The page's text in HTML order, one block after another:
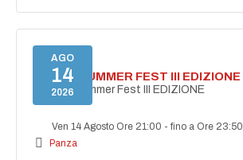
AGO
14
2026
PANZA SUMMER FEST III EDIZIONE
PANZA Summer Fest III EDIZIONE
Ven 14 Agosto Ore 21:00 -fino a Ore 23:50
Panza